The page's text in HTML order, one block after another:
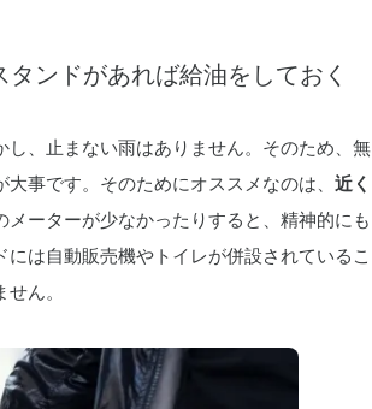
ンドがあれば給油をしておく
、止まない雨はありません。そのため、無
事です。そのためにオススメなのは、 近く
メーターが少なかったりすると、精神的にも
は自動販売機やトイレが併設されているこ
ん。